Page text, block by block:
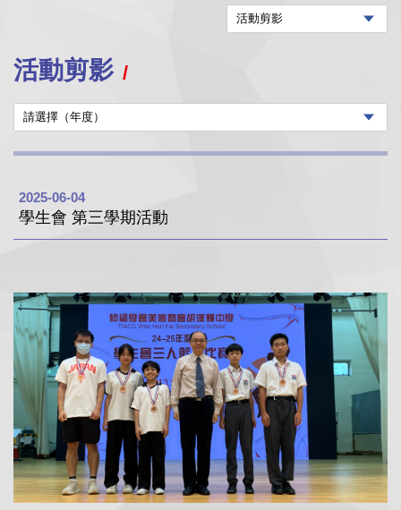
活動剪影
2025-06-04
學生會 第三學期活動